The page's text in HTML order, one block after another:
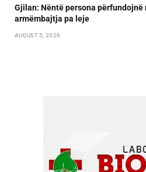
Gjilan: Nëntë persona përfundojnë
armëmbajtja pa leje
AUGUST 5, 2026